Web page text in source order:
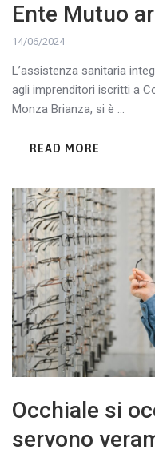
Ente Mutuo
14/06/2024
L’assistenza sanitaria
agli imprenditori iscritti a
Monza Brianza, si è ...
READ MORE
Occhiale si
servono